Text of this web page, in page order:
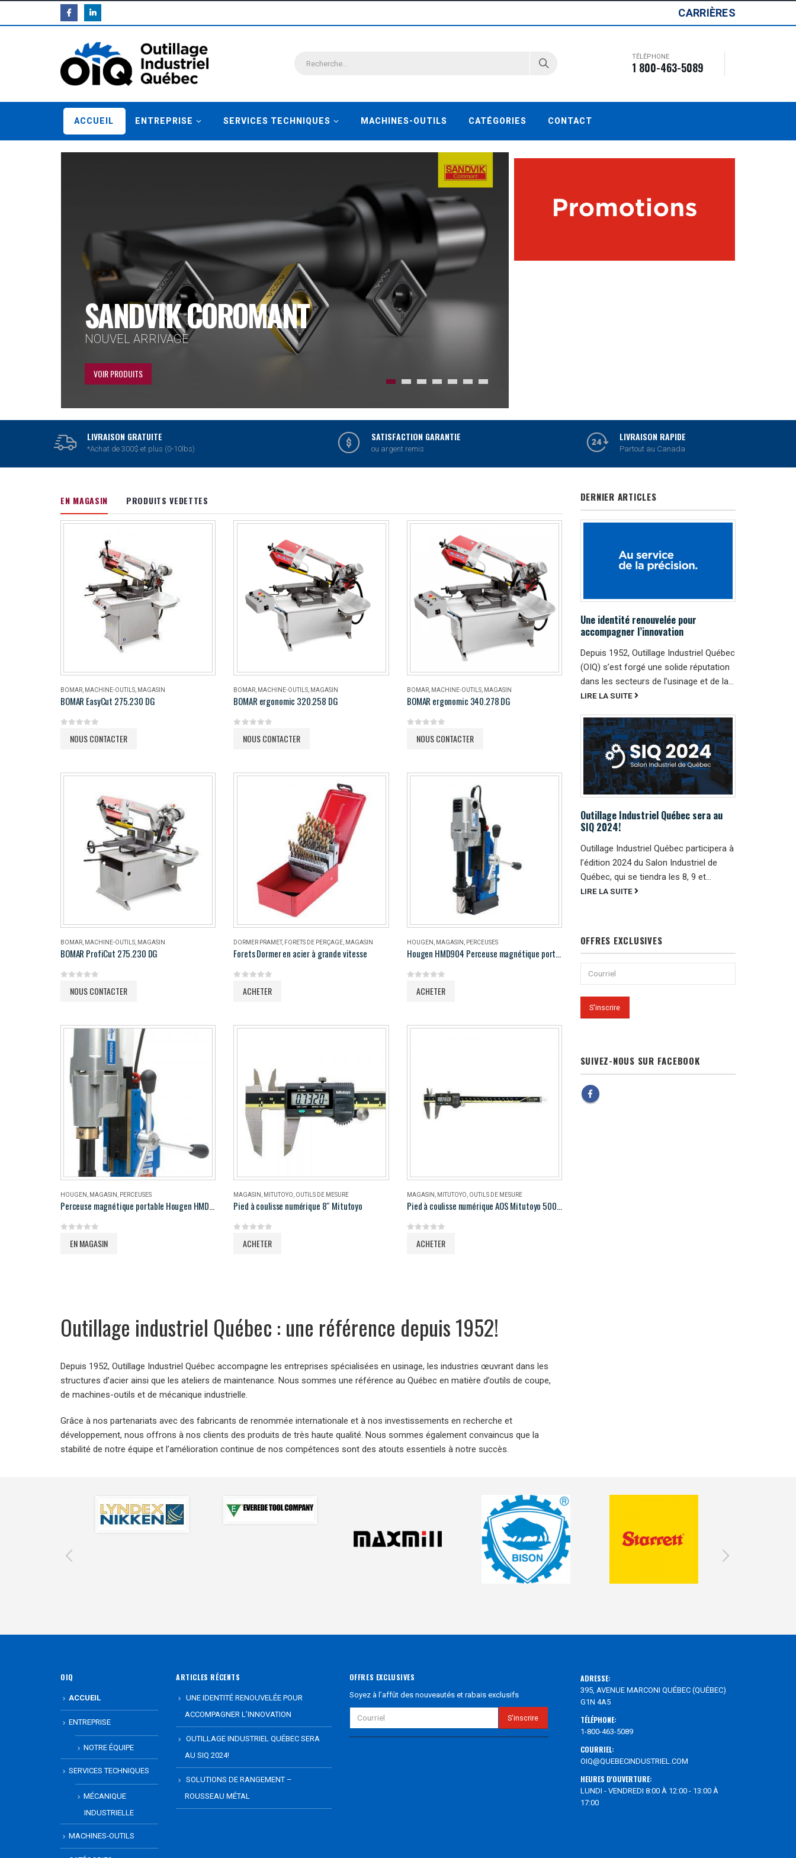
CARRIÈRES
TÉLÉPHONE
1 800-463-5089
ACCUEIL ENTREPRISE SERVICES TECHNIQUES MACHINES-OUTILS CATÉGORIES CONTACT
DORMER PRAMET
FORETS ET TARAUDS
VOIR PRODUITS
LIVRAISON GRATUITE
*Achat de 300$ et plus (0-10lbs)
SATISFACTION GARANTIE
ou argent remis
LIVRAISON RAPIDE
Partout au Canada
EN MAGASIN PRODUITS VEDETTES
BOMAR, MACHINE-OUTILS, MAGASIN
BOMAR EasyCut 275.230 DG
NOUS CONTACTER
BOMAR, MACHINE-OUTILS, MAGASIN
BOMAR ergonomic 320.258 DG
NOUS CONTACTER
BOMAR, MACHINE-OUTILS, MAGASIN
BOMAR ergonomic 340.278 DG
NOUS CONTACTER
BOMAR, MACHINE-OUTILS, MAGASIN
BOMAR ProfiCut 275.230 DG
NOUS CONTACTER
DORMER PRAMET , FORETS DE PERÇAGE, MAGASIN
Forets Dormer en acier à grande vitesse
ACHETER
HOUGEN , MAGASIN , PERCEUSES
Hougen HMD904 Perceuse magnétique portable
ACHETER
HOUGEN , MAGASIN , PERCEUSES
Perceuse magnétique portable Hougen HMD906
EN MAGASIN
MAGASIN , MITUTOYO, OUTILS DE MESURE
Pied à coulisse numérique 8″ Mitutoyo
ACHETER
MAGASIN , MITUTOYO, OUTILS DE MESURE
Pied à coulisse numérique AOS Mitutoyo 500-196-30
ACHETER
Outillage industriel Québec : une référence depuis 1952!
Depuis 1952, Outillage Industriel Québec accompagne les entreprises spécialisées en usinage, les industries œuvrant dans les
structures d’acier ainsi que les ateliers de maintenance. Nous sommes une référence au Québec en matière d’outils de coupe,
de machines-outils et de mécanique industrielle.
Grâce à nos partenariats avec des fabricants de renommée internationale et à nos investissements en recherche et
développement, nous offrons à nos clients des produits de très haute qualité. Nous sommes également convaincus que la
stabilité de notre équipe et l’amélioration continue de nos compétences sont des atouts essentiels à notre succès.
DERNIER ARTICLES
Une identité renouvelée pour
accompagner l’innovation
Depuis 1952, Outillage Industriel Québec
(OIQ) s’est forgé une solide réputation
dans les secteurs de l’usinage et de la...
LIRE LA SUITE
Outillage Industriel Québec sera au
SIQ 2024!
Outillage Industriel Québec participera à
l’édition 2024 du Salon Industriel de
Québec, qui se tiendra les 8, 9 et...
LIRE LA SUITE
OFFRES EXCLUSIVES
SUIVEZ-NOUS SUR FACEBOOK
OIQ
ACCUEIL
ENTREPRISE
NOTRE ÉQUIPE
SERVICES TECHNIQUES
MÉCANIQUE
INDUSTRIELLE
MACHINES-OUTILS
ARTICLES RÉCENTS
UNE IDENTITÉ RENOUVELÉE POUR
ACCOMPAGNER L’INNOVATION
OUTILLAGE INDUSTRIEL QUÉBEC SERA
AU SIQ 2024!
SOLUTIONS DE RANGEMENT –
ROUSSEAU MÉTAL
OFFRES EXCLUSIVES
Soyez à l’affût des nouveautés et rabais exclusifs
ADRESSE:
395, AVENUE MARCONI QUÉBEC (QUÉBEC)
G1N 4A5
TÉLÉPHONE:
1-800-463-5089
COURRIEL:
OIQ@QUEBECINDUSTRIEL.COM
HEURES D'OUVERTURE:
LUNDI - VENDREDI 8:00 À 12:00 - 13:00 À
17:00